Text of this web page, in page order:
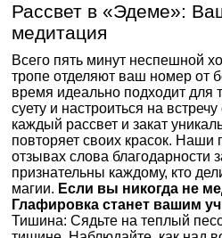
Рассвет в «Эдеме»:
медитация
Всего пять минут неспешной
тропе отделяют ваш номер от
время идеально подходит для
суету и настроиться на
каждый рассвет и закат
повторяет своих красок. Наши
отзывах слова благодарности
признательны каждому, кто
магии. Если вы никогда не
Глафировка станет вашим
Тишина: Сядьте на теплый